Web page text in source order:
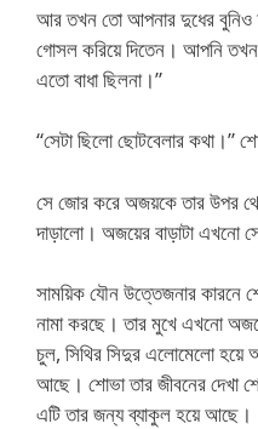
আর তখন তো আপনার দুধের বুনিও
গোসল করিয়ে দিতেন। আপনি
এতো বাধা ছিলনা।”
“সেটা ছিলো ছোটবেলার কথা।”
সে জোর করে অজয়কে তার উপর
দাড়ালো। অজয়ের বাড়াটা এখনো
সাময়িক যৌন উত্তেজনার কারনে
নামা করছে। তার মুখে এখনো
চুল, সিথির সিদুর এলোমেলো
আছে। শোভা তার জীবনের দেখা
এটি তার জন্য ব্যাকুল হয়ে আছে।